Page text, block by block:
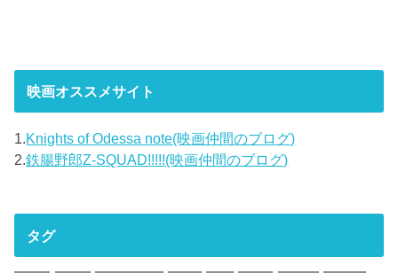
映画オススメサイト
1.Knights of Odessa note(映画仲間のブログ)
2.鉄腸野郎Z-SQUAD!!!!!(映画仲間のブログ)
タグ